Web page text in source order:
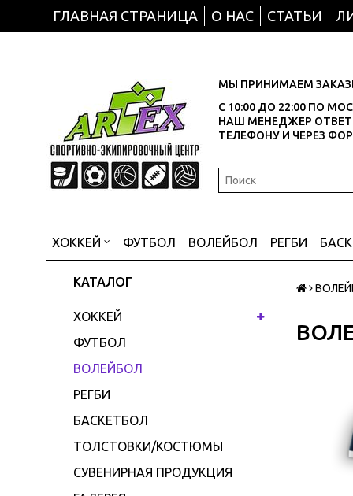
ГЛАВНАЯ СТРАНИЦА О НАС СТАТЬИ
МЫ ПРИНИМАЕМ
С 10:00 ДО 22:00 ПО
НАШ МЕНЕДЖЕР
ТЕЛЕФОНУ И ЧЕРЕЗ
ХОККЕЙ ФУТБОЛ ВОЛЕЙБОЛ РЕГБИ
КАТАЛОГ
ХОККЕЙ
ФУТБОЛ
ВОЛЕЙБОЛ
РЕГБИ
БАСКЕТБОЛ
ТОЛСТОВКИ/КОСТЮМЫ
СУВЕНИРНАЯ ПРОДУКЦИЯ